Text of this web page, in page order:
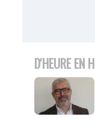
D'HEURE EN